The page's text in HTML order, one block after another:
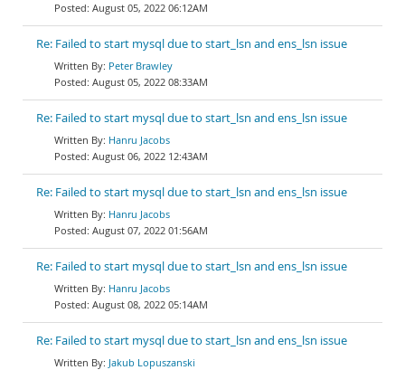
August 05, 2022 06:12AM
Re: Failed to start mysql due to start_lsn and ens_lsn issue
Peter Brawley
August 05, 2022 08:33AM
Re: Failed to start mysql due to start_lsn and ens_lsn issue
Hanru Jacobs
August 06, 2022 12:43AM
Re: Failed to start mysql due to start_lsn and ens_lsn issue
Hanru Jacobs
August 07, 2022 01:56AM
Re: Failed to start mysql due to start_lsn and ens_lsn issue
Hanru Jacobs
August 08, 2022 05:14AM
Re: Failed to start mysql due to start_lsn and ens_lsn issue
Jakub Lopuszanski